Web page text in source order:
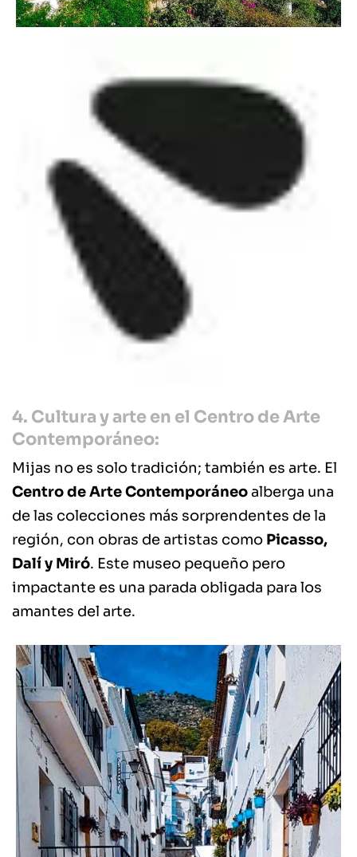
4. Cultura y arte en el Centro de Arte
Contemporáneo:
Mijas no es solo tradición; también es arte. El
Centro de Arte Contemporáneoalberga una
de las colecciones más sorprendentes de la
región, con obras de artistas como Picasso,
Dalí y Miró. Este museo pequeño pero
impactante es una parada obligada para los
amantes del arte.